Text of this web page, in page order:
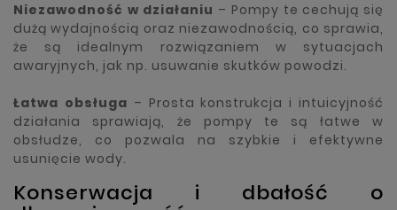
Niezawodność w działaniu – Pompy te cechują się
dużą wydajnością oraz niezawodnością, co sprawia,
że są idealnym rozwiązaniem w sytuacjach
awaryjnych, jak np. usuwanie skutków powodzi.
Łatwa obsługa – Prosta konstrukcja i intuicyjność
działania sprawiają, że pompy te są łatwe w
obsłudze, co pozwala na szybkie i efektywne
usunięcie wody.
Konserwacja i dbałość o